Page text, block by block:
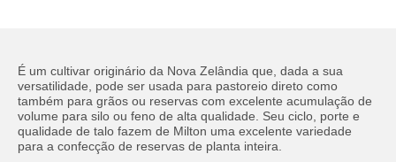
É um cultivar originário da Nova Zelândia que, dada a sua
versatilidade, pode ser usada para pastoreio direto como
também para grãos ou reservas com excelente acumulação de
volume para silo ou feno de alta qualidade. Seu ciclo, porte e
qualidade de talo fazem de Milton uma excelente variedade
para a confecção de reservas de planta inteira.